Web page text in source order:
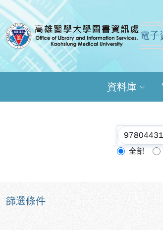
跳到主要內容
:::
高雄醫學大學圖電子
資料庫
:::
查詢模式：
全部
篩選條件